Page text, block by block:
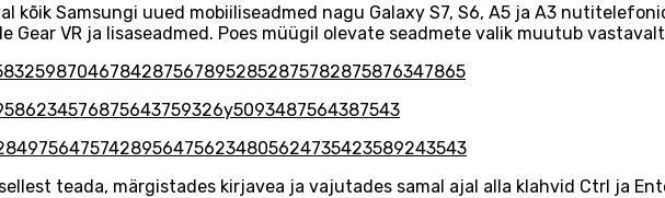
kõik Samsungi uued mobiiliseadmed nagu Galaxy S7, S6, A5 ja A3
Gear VR ja lisaseadmed. Poes müügil olevate seadmete valik muutub
teada, märgistades kirjavea ja vajutades samal ajal alla klahvid Ctrl ja